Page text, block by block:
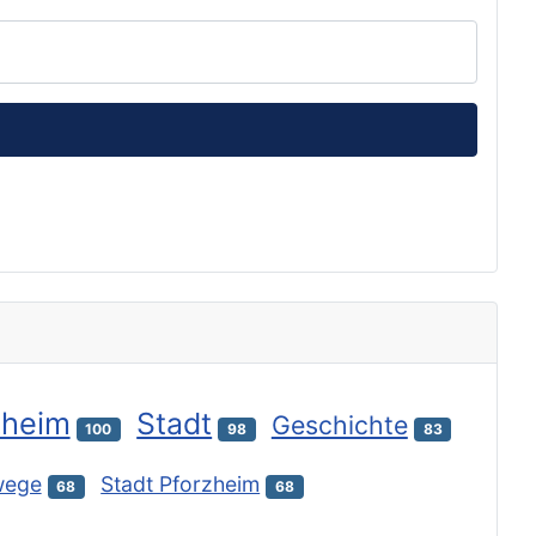
100 Stadt 98 Geschichte 83
68 Stadt Pforzheim 68